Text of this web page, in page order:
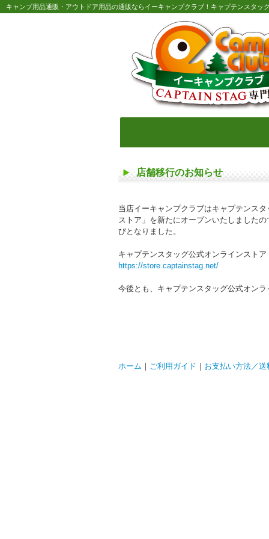
キャンプ用品通販・アウトドア用品の通販ならイーキャンプクラブ！キャプテンスタッ
店舗移行のお知らせ
当店イーキャンプクラブはキャプテンス
ストア」を新たにオープンいたしました
びとなりました。
キャプテンスタッグ公式オンラインストア
https://store.captainstag.net/
今後とも、キャプテンスタッグ公式オン
ホーム ｜ ご利用ガイド ｜ お支払い方法／送